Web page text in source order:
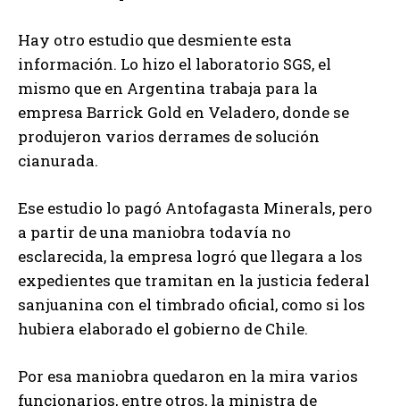
Hay otro estudio que desmiente esta
información. Lo hizo el laboratorio SGS, el
mismo que en Argentina trabaja para la
empresa Barrick Gold en Veladero, donde se
produjeron varios derrames de solución
cianurada.
Ese estudio lo pagó Antofagasta Minerals, pero
a partir de una maniobra todavía no
esclarecida, la empresa logró que llegara a los
expedientes que tramitan en la justicia federal
sanjuanina con el timbrado oficial, como si los
hubiera elaborado el gobierno de Chile.
Por esa maniobra quedaron en la mira varios
funcionarios, entre otros, la ministra de